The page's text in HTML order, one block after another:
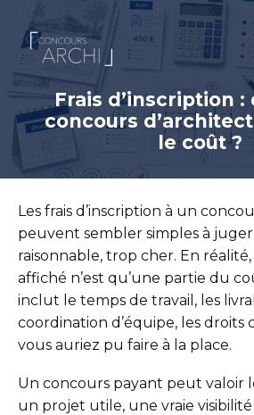
contenu
Frais d’inscription :
concours
le coût ?
Les frais d’inscription à un
peuvent sembler simples à
raisonnable, trop cher. En
affiché n’est qu’une partie du
inclut le temps de travail, les
coordination d’équipe, les droits
vous auriez pu faire à la place.
Un concours payant peut valoir
un projet utile, une vraie